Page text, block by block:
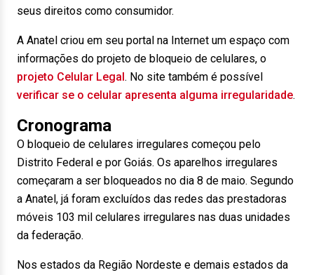
seus direitos como consumidor.
A Anatel criou em seu portal na Internet um espaço com
informações do projeto de bloqueio de celulares, o
projeto Celular Legal. No site também é possível
verificar se o celular apresenta alguma irregularidade.
Cronograma
O bloqueio de celulares irregulares começou pelo
Distrito Federal e por Goiás. Os aparelhos irregulares
começaram a ser bloqueados no dia 8 de maio. Segundo
a Anatel, já foram excluídos das redes das prestadoras
móveis 103 mil celulares irregulares nas duas unidades
da federação.
Nos estados da Região Nordeste e demais estados da